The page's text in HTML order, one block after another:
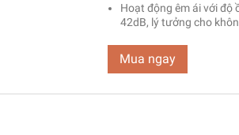
Hoạt động êm ái với độ
42dB, lý tưởng cho
Tích hợp nhiều chế độ
hoạt, bao gồm rửa
Mua ngay